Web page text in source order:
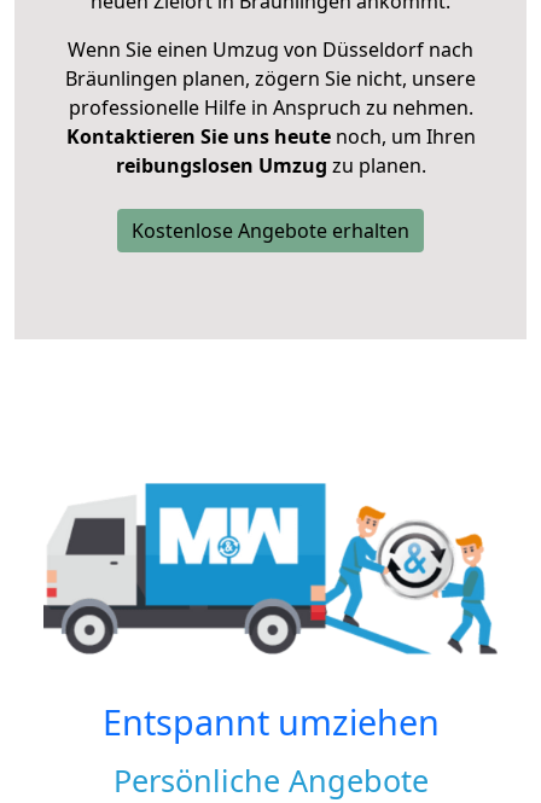
Wenn Sie einen Umzug von Düsseldorf nach
Bräunlingen planen, zögern Sie nicht, unsere
professionelle Hilfe in Anspruch zu nehmen.
Kontaktieren Sie uns heutenoch, um Ihren
reibungslosen Umzug zu planen.
Kostenlose Angebote erhalten
Entspannt umziehen
Persönliche Angebote